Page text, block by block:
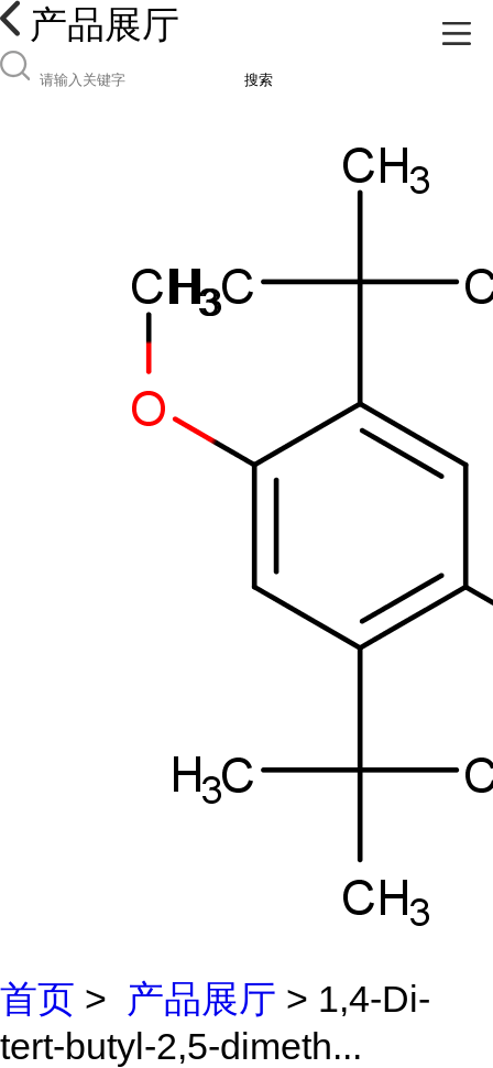
产品展厅
搜索
首页 > 产品展厅 > 1,4-Di-
tert-butyl-2,5-dimeth...